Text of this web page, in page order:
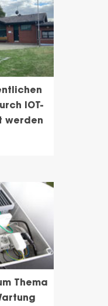
IOT-
werden
Thema